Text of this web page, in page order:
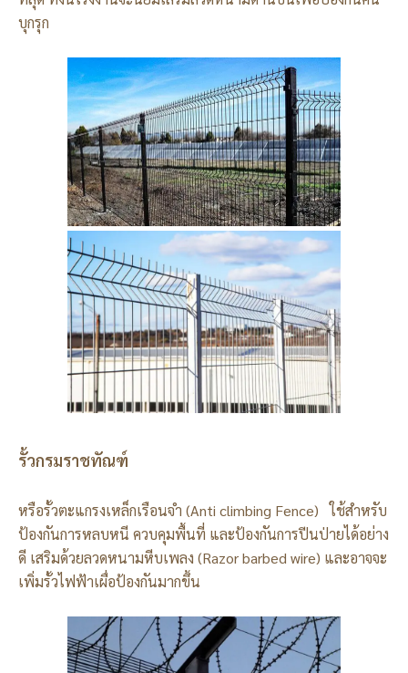
บุกรุก
รั้วกรมราชทัณฑ์
หรือรั้วตะแกรงเหล็กเรือนจำ (Anti climbing Fence) ใช้สำหรับ
ป้องกันการหลบหนี ควบคุมพื้นที่ และป้องกันการปีนป่ายได้อย่าง
ดี เสริมด้วยลวดหนามหีบเพลง (Razor barbed wire) และอาจจะ
เพิ่มรั้วไฟฟ้าเผื่อป้องกันมากขึ้น